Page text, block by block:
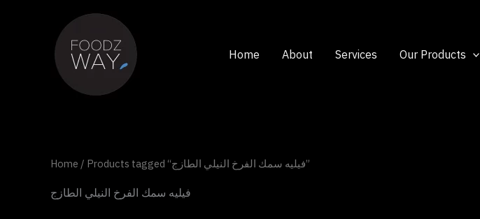
Home About Services Our Products
Home / Products tagged “فيليه سمك الفرخ النيلي الطازج”
فيليه سمك الفرخ النيلي الطازج